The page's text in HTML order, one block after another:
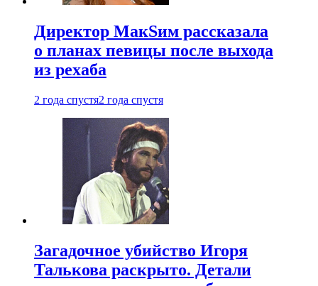
Директор МакSим рассказала
о планах певицы после выхода
из рехаба
2 года спустя2 года спустя
Загадочное убийство Игоря
Талькова раскрыто. Детали